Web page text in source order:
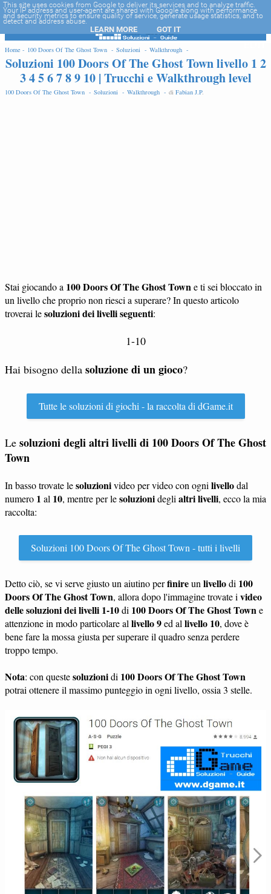
-->
Home - 100 Doors Of The Ghost Town - Soluzioni - Walkthrough -
Soluzioni 100 Doors Of The Ghost Town livello 1 2
3 4 5 6 7 8 9 10 | Trucchi e Walkthrough level
100 Doors Of The Ghost Town - Soluzioni - Walkthrough - di Fabian J.P.
Stai giocando a 100 Doors Of The Ghost Towne ti sei bloccato in
un livello che proprio non riesci a superare? In questo articolo
troverai lesoluzioni dei livelli seguenti:
1-10
Hai bisogno della soluzione di un gioco?
Tutte le soluzioni di giochi - la raccolta di dGame.it
Le soluzioni degli altri livelli di 100 Doors Of The Ghost
Town
In basso trovate lesoluzionivideo per video con ogni livellodal
numero 1 al 10, mentre per lesoluzionidegli altri livelli, ecco la mia
raccolta:
Soluzioni 100 Doors Of The Ghost Town - tutti i livelli
Detto ciò, se vi serve giusto un aiutino perfinireun livellodi 100
Doors Of The Ghost Town, allora dopo l'immagine trovate i video
delle soluzioni dei livelli 1-10di 100 Doors Of The Ghost Towne
attenzione in modo particolare al livello 9ed al livello 10, dove è
bene fare la mossa giusta per superare il quadro senza perdere
troppo tempo.
Nota: con questesoluzionidi 100 Doors Of The Ghost Town
potrai ottenere il massimo punteggio in ogni livello, ossia 3 stelle.
EDIT
This site uses cookies from Google to deliver its services and to analyze traffic.
Your IP address and user-agent are shared with Google along with performance
and security metrics to ensure quality of service, generate usage statistics, and to
detect and address abuse.
LEARN MORE GOT IT